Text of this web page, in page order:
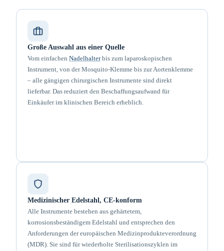
Große Auswahl aus einer Quelle
Vom einfachen Nadelhalterbis zum laparoskopischen
Instrument, von der Mosquito-Klemme bis zur Aortenklemme
– alle gängigen chirurgischen Instrumente sind direkt
lieferbar. Das reduziert den Beschaffungsaufwand für
Einkäufer im klinischen Bereich erheblich.
Medizinischer Edelstahl, CE-konform
Alle Instrumente bestehen aus gehärtetem,
korrosionsbeständigem Edelstahl und entsprechen den
Anforderungen der europäischen Medizinprodukteverordnung
(MDR). Sie sind für wiederholte Sterilisationszyklen im